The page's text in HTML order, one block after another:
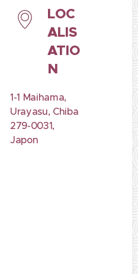
LOC
ALIS
ATIO
N
1-1 Maihama,
Urayasu, Chiba
279-0031,
Japon